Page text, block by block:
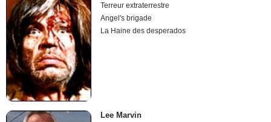
Terreur extraterrestre
Angel's brigade
La Haine des desperados
Lee Marvin